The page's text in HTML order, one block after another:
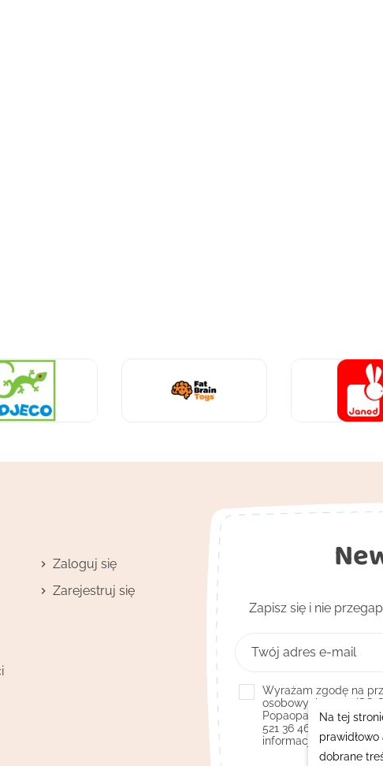
Zaloguj się
Zarejestruj się
Zapisz się i nie
Wyrażam zgodę na
osobowych przez ISO
Popaopa.pl z siedzibą
521 36 46 272 w celach
informacji handlowych.
Na tej
dobrane